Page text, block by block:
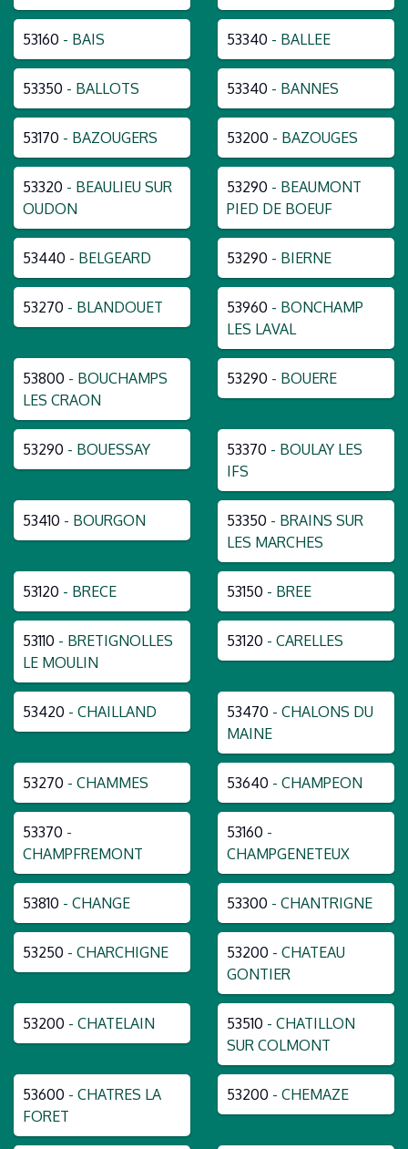
53160 - BAIS 53340 - BALLEE
53350 - BALLOTS 53340 - BANNES
53170 - BAZOUGERS 53200 - BAZOUGES
53320 - BEAULIEU SUR
OUDON
53290 - BEAUMONT
PIED DE BOEUF
53440 - BELGEARD 53290 - BIERNE
53270 - BLANDOUET 53960 - BONCHAMP
LES LAVAL
53800 - BOUCHAMPS
LES CRAON
53290 - BOUERE
53290 - BOUESSAY 53370 - BOULAY LES
IFS
53410 - BOURGON 53350 - BRAINS SUR
LES MARCHES
53120 - BRECE 53150 - BREE
53110 - BRETIGNOLLES
LE MOULIN
53120 - CARELLES
53420 - CHAILLAND 53470 - CHALONS DU
MAINE
53270 - CHAMMES 53640 - CHAMPEON
53370 -
CHAMPFREMONT
53160 -
CHAMPGENETEUX
53810 - CHANGE 53300 - CHANTRIGNE
53250 - CHARCHIGNE 53200 - CHATEAU
GONTIER
53200 - CHATELAIN 53510 - CHATILLON
SUR COLMONT
53600 - CHATRES LA
FORET
53200 - CHEMAZE